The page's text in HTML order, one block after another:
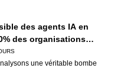
des agents IA en
des organisations
une véritable bombe